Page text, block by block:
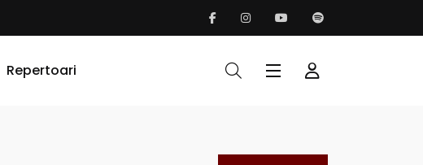
Repertoari